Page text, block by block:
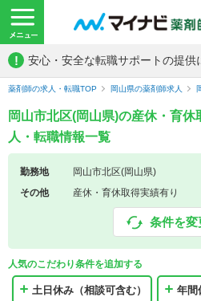
! 安心・安全な転職サポートの提供
薬剤師の求人・転職TOP 岡山県の薬剤師求人
岡山市北区(岡山県)の産休・育
人・転職情報一覧
勤務地
岡山市北区(岡山県)
その他
産休・育休取得実績有り
条件を変
人気のこだわり条件を追加する
土日休み（相談可含む） 年間